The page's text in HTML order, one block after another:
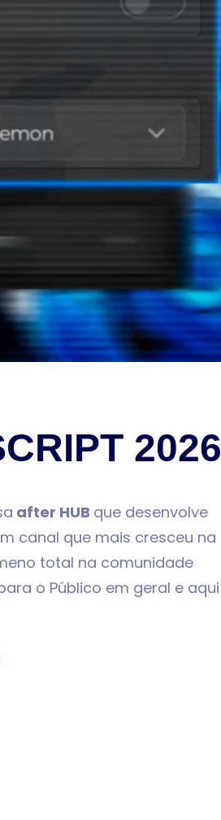
2026
after HUB que desenvolve
canal que mais cresceu na
total na comunidade
o Público em geral e aqui